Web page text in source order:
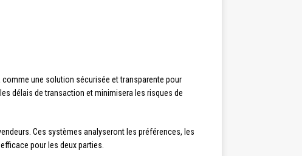
comme une solution sécurisée et transparente pour
délais de transaction et minimisera les risques de
Ces systèmes analyseront les préférences, les
pour les deux parties.